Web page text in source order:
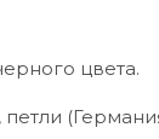
цвета.